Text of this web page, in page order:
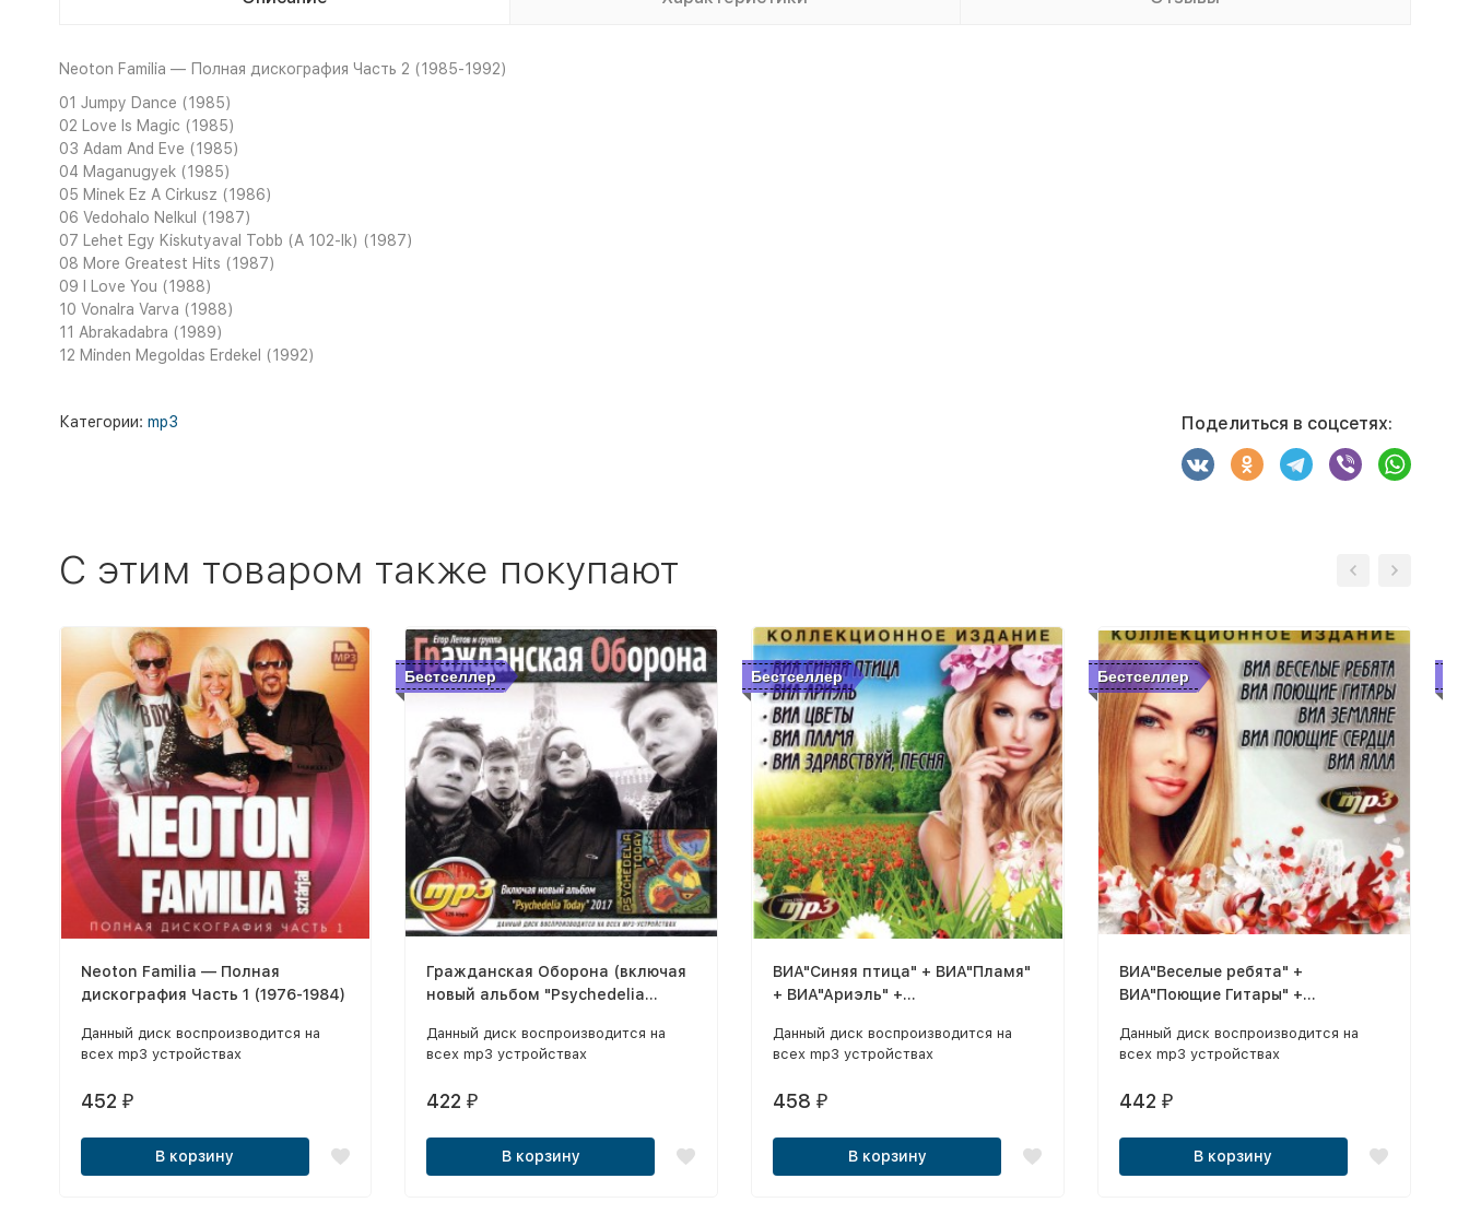
Neoton Familia — Полная дискография Часть 2 (1985-1992)
01 Jumpy Dance (1985)
02 Love Is Magic (1985)
03 Adam And Eve (1985)
04 Maganugyek (1985)
05 Minek Ez A Cirkusz (1986)
06 Vedohalo Nelkul (1987)
07 Lehet Egy Kiskutyaval Tobb (A 102-Ik) (1987)
08 More Greatest Hits (1987)
09 I Love You (1988)
10 Vonalra Varva (1988)
11 Abrakadabra (1989)
12 Minden Megoldas Erdekel (1992)
Категории: mp3 Поделиться в соцсетях:
C этим товаром также покупают
Neoton Familia — Полная
дискография Часть 1 (1976-1984)
Данный диск воспроизводится на
всех mp3 устройствах
452 ₽
В корзину
Бестселлер
Гражданская Оборона (включая
новый альбом "Psychedelia
Данный диск воспроизводится на
всех mp3 устройствах
422₽
В корзину
Бестселлер
ВИА"Синяя птица" + ВИА"Пламя"
+ ВИА"Ариэль" +
ВИА"Цветы"
Данный диск воспроизводится на
всех mp3 устройствах
458 ₽
В корзину
Бестселлер
ВИА"Веселые ребята" +
ВИА"Поющие Гитары" +
сердца" + ВИА"Ялла"
Данный диск воспроизводится на
всех mp3 устройствах
442 ₽
В корзину